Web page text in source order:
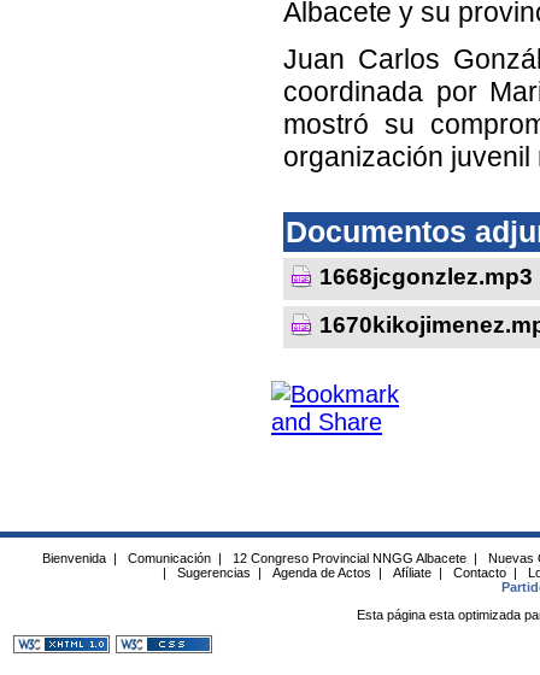
Albacete y su
Juan Carlos
coordinada por
mostró su
organización
Documentos
1668jcgonzlez.mp3
Bienvenida | Comunicación | 12 Congreso Provincial NNGG Albacete |
Nuevas
|
Sugerencias | Agenda de Actos | Afíliate | Contacto |
Esta página esta optimizada